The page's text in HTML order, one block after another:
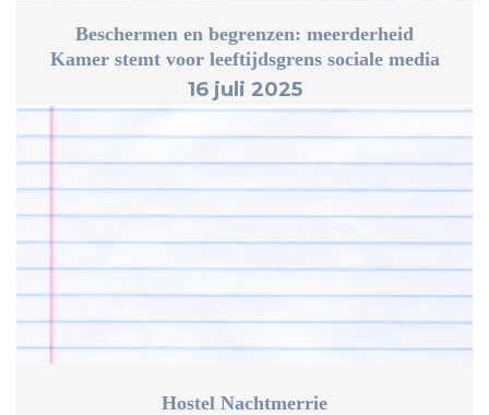
Beschermen en begrenzen: meerderheid
Kamer stemt voor leeftijdsgrens sociale media
16 juli 2025
Hostel Nachtmerrie